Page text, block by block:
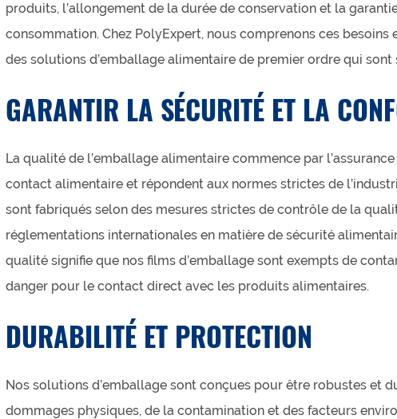
produits, l’allongement de la durée de conservation et la
consommation. Chez PolyExpert, nous comprenons ces
des solutions d’emballage alimentaire de premier ordre qui
GARANTIR LA SÉCURITÉ ET LA
La qualité de l’emballage alimentaire commence par
contact alimentaire et répondent aux normes strictes de
sont fabriqués selon des mesures strictes de contrôle de la
réglementations internationales en matière de sécurité
qualité signifie que nos films d’emballage sont exempts de
danger pour le contact direct avec les produits alimentaires.
DURABILITÉ ET PROTECTION
Nos solutions d’emballage sont conçues pour être robustes et
dommages physiques, de la contamination et des facteurs